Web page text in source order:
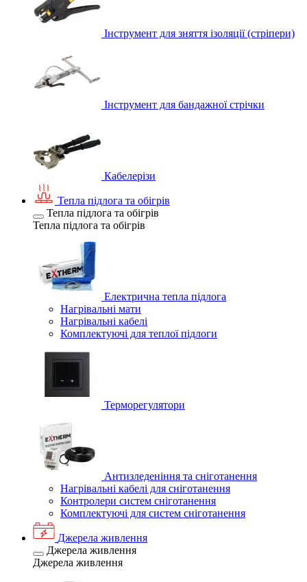
Інструмент для зняття ізоляції (стріпери)
Інструмент для бандажної стрічки
Кабелерізи
Тепла підлога та обігрів
Тепла підлога та обігрів
Тепла підлога та обігрів
Електрична тепла підлога
Нагрівальні мати
Нагрівальні кабелі
Комплектуючі для теплої підлоги
Терморегулятори
Антизледеніння та сніготанення
Нагрівальні кабелі для сніготанення
Контролери систем сніготанення
Комплектуючі для систем сніготанення
Джерела живлення
Джерела живлення
Джерела живлення